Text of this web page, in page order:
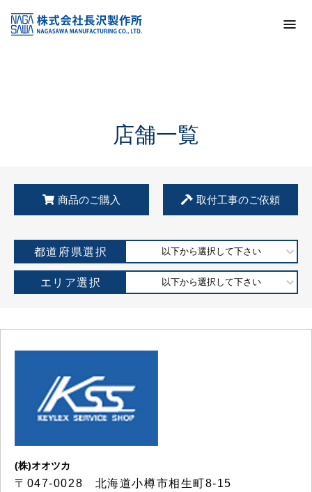
KSS加盟店・取扱店情報
店舗一覧
店舗一覧
商品のご購入 取付工事のご依頼
都道府県選択 以下から選択して下さい
エリア選択 以下から選択して下さい
(株)オオツカ
〒047-0028 北海道小樽市相生町8-15